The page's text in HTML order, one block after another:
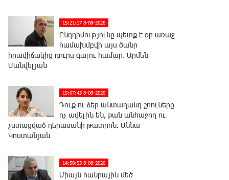
15:21:17 8-08-2026
Ընդդիմությունը պետք է օր առաջ
համախմբվի այս ծանր
իրավիճակից դուրս գալու համար. Արմեն
Մանվելյան
15:07:43 8-08-2026
Դուք ու ձեր անտաղանդ շոուները
ոչ ավելին են, քան անհաջող ու
չստացված դերասանի թատրոն. Աննա
Կոստանյան
14:58:53 8-08-2026
Միայն հանրային մեծ